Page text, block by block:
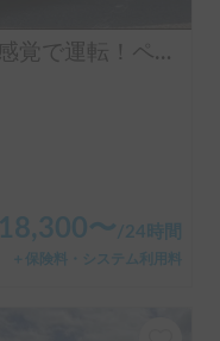
揺れや横風に強くミニバン感覚で運転！ペット大歓迎＆快適リアエアコン♪室内高180cmの広々空間＆ロングソファーでゆっくり寛げ、大人5名就寝可能なカービィ号で素敵な旅を！
18,300〜/24時間
＋保険料・システム利用料